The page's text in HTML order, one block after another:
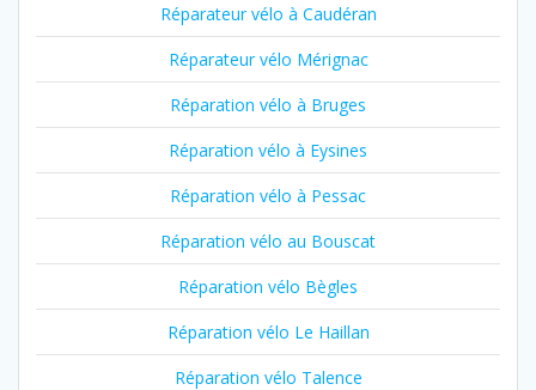
Réparateur vélo à Caudéran
Réparateur vélo Mérignac
Réparation vélo à Bruges
Réparation vélo à Eysines
Réparation vélo à Pessac
Réparation vélo au Bouscat
Réparation vélo Bègles
Réparation vélo Le Haillan
Réparation vélo Talence